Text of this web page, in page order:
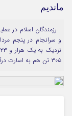
مرا به خاطر بسپار
ماندیم
رزمندگان اسلام در
۳۰۵ تن هم به اسارت درآمدند. همچنین […]